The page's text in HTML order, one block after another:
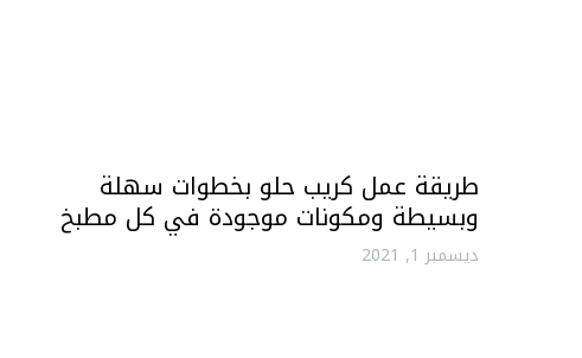
طريقة عمل كريب حلو بخطوات سهلة
وبسيطة ومكونات موجودة في كل مطبخ
ديسمبر 1, 2021